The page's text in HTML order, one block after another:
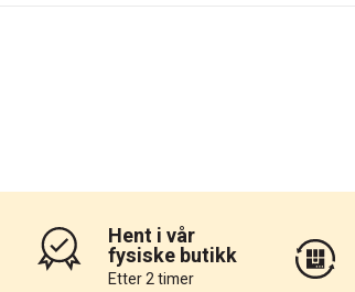
Hent i vår
fysiske butikk
Etter 2 timer